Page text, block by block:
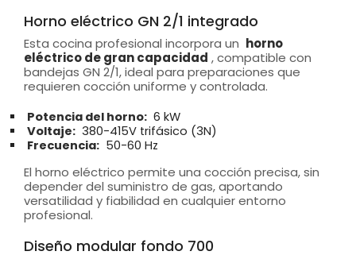
Horno eléctrico GN 2/1 integrado
Esta cocina profesional incorpora un horno
eléctrico de gran capacidad , compatible con
bandejas GN 2/1, ideal para preparaciones que
requieren cocción uniforme y controlada.
Potencia del horno: 6 kW
Voltaje: 380-415V trifásico (3N)
Frecuencia: 50-60 Hz
El horno eléctrico permite una cocción precisa, sin
depender del suministro de gas, aportando
versatilidad y fiabilidad en cualquier entorno
profesional.
Diseño modular fondo 700